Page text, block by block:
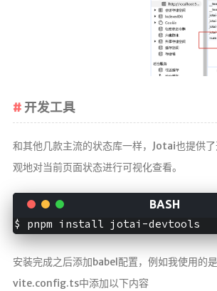
开发工具
和其他几款主流的状态库一样，Jotai也提供
观地对当前页面状态进行可视化查看。
安装完成之后添加babel配置，例如我使用的
vite.config.ts中添加以下内容